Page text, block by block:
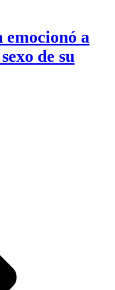
emocionó a
de su